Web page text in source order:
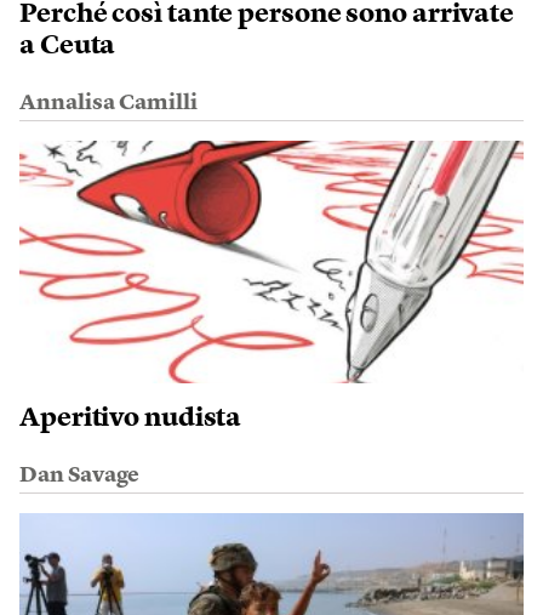
Perché così tante persone sono arrivate
a Ceuta
Annalisa Camilli
Aperitivo nudista
Dan Savage